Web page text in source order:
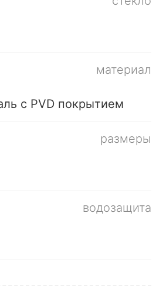
материал
с PVD покрытием
размеры
водозащита